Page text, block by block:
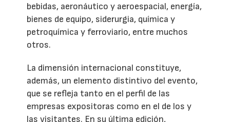
bebidas, aeronáutico y aeroespacial, energía,
bienes de equipo, siderurgia, química y
petroquímica y ferroviario, entre muchos
otros.
La dimensión internacional constituye,
además, un elemento distintivo del evento,
que se refleja tanto en el perfil de las
empresas expositoras como en el de los y
las visitantes. En su última edición,